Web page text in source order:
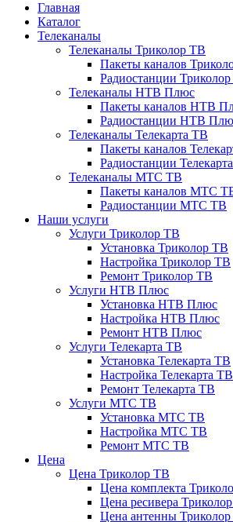
Главная
Каталог
Телеканалы
Телеканалы Триколор ТВ
Пакеты каналов
Радиостанции
Телеканалы НТВ Плюс
Пакеты каналов НТВ
Радиостанции НТВ
Телеканалы Телекарта ТВ
Пакеты каналов
Радиостанции
Телеканалы МТС ТВ
Пакеты каналов МТС
Радиостанции МТС ТВ
Наши услуги
Услуги Триколор ТВ
Установка Триколор ТВ
Настройка Триколор ТВ
Ремонт Триколор ТВ
Услуги НТВ Плюс
Установка НТВ Плюс
Настройка НТВ Плюс
Ремонт НТВ Плюс
Услуги Телекарта ТВ
Установка Телекарта ТВ
Настройка Телекарта ТВ
Ремонт Телекарта ТВ
Услуги МТС ТВ
Установка МТС ТВ
Настройка МТС ТВ
Ремонт МТС ТВ
Цена
Цена Триколор ТВ
Цена комплекта
Цена ресивера
Цена антенны